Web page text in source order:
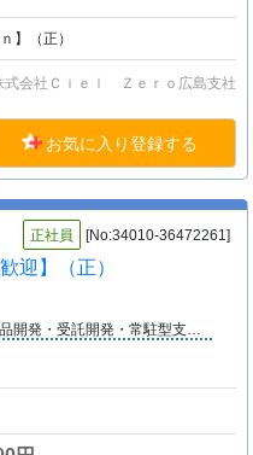
】（正）
式会社Ｃｉｅｌ Ｚｅｒｏ広島支社
お気に入り登録する
正社員 [No:34010-36472261]
迎】（正）
自社製品開発・受託開発・常駐型支援を中心に総合的なＩＴサービスを展開。開発・インフラ・サポートなど様々な分野で、２０代〜６０代までの方が幅広く活躍しております。